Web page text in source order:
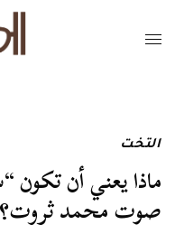
التخت
ماذا يعني أن
صوت محمد ثروت؟